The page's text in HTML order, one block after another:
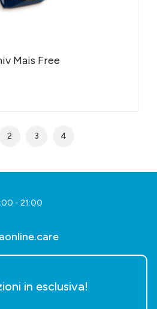
Mais Free
2 3 4
- 21:00
in esclusiva!